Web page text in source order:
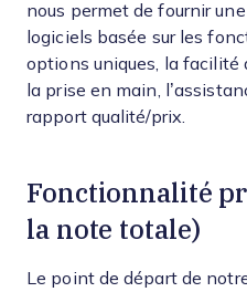
nous permet de fournir
logiciels basée sur les
options uniques, la facilité
la prise en main,
rapport qualité/prix.
Fonctionnalité
la note totale)
Le point de départ de